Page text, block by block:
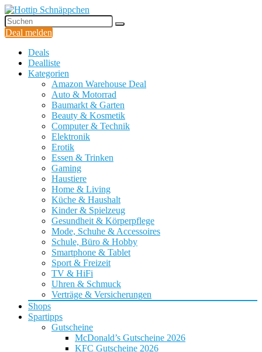
Deal melden
Deals
Dealliste
Kategorien
Amazon Warehouse Deal
Auto & Motorrad
Baumarkt & Garten
Beauty & Kosmetik
Computer & Technik
Elektronik
Erotik
Essen & Trinken
Gaming
Haustiere
Home & Living
Küche & Haushalt
Kinder & Spielzeug
Gesundheit & Körperpflege
Mode, Schuhe & Accessoires
Schule, Büro & Hobby
Smartphone & Tablet
Sport & Freizeit
TV & HiFi
Uhren & Schmuck
Verträge & Versicherungen
Shops
Spartipps
Gutscheine
McDonald’s Gutscheine 2026
KFC Gutscheine 2026